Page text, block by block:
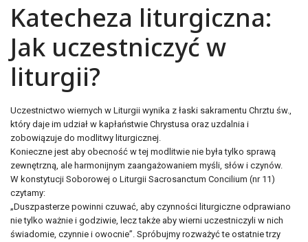
Katecheza liturgiczna:
Jak uczestniczyć w
liturgii?
Uczestnictwo wiernych w Liturgii wynika z łaski sakramentu Chrztu św.,
który daje im udział w kapłaństwie Chrystusa oraz uzdalnia i
zobowiązuje do modlitwy liturgicznej.
Konieczne jest aby obecność w tej modlitwie nie była tylko sprawą
zewnętrzną, ale harmonijnym zaangażowaniem myśli, słów i czynów.
W konstytucji Soborowej o Liturgii Sacrosanctum Concilium (nr 11)
czytamy:
„Duszpasterze powinni czuwać, aby czynności liturgiczne odprawiano
nie tylko ważnie i godziwie, lecz także aby wierni uczestniczyli w nich
świadomie, czynnie i owocnie”. Spróbujmy rozważyć te ostatnie trzy